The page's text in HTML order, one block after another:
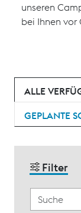
unseren
bei Ihnen vor
ALLE
GEPLANTE
Filter